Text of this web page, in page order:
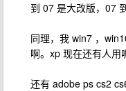
到 07 是大改版，07
同理，我 win7 ，
啊。xp 现在还有人用
还有 adobe ps cs2